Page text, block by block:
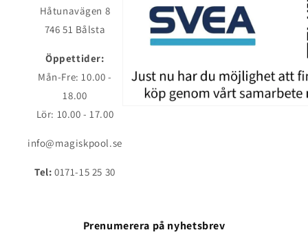
Håtunavägen 8
746 51 Bålsta
Öppettider:
Mån-Fre: 10.00 -
18.00
Lör: 10.00 - 17.00
info@magiskpool.se
Tel: 0171-15 25 30
Prenumerera på nyhetsbrev